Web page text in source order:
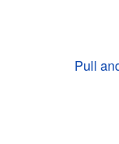
Pull